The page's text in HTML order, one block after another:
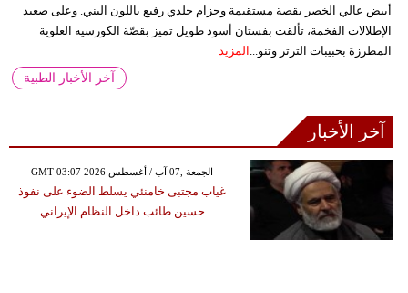
أبيض عالي الخصر بقصة مستقيمة وحزام جلدي رفيع باللون البني. وعلى صعيد
الإطلالات الفخمة، تألقت بفستان أسود طويل تميز بقصّة الكورسيه العلوية
المطرزة بحبيبات الترتر وتنو... المزيد
آخر الأخبار الطبية
آخر الأخبار
GMT 03:07 2026 الجمعة ,07 آب / أغسطس
غياب مجتبى خامنئي يسلط الضوء على نفوذ
حسين طائب داخل النظام الإيراني